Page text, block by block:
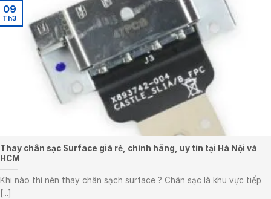
Thay chân sạc Surface giá rẻ, chính hãng, uy tín tại Hà Nội và
HCM
Khi nào thì nên thay chân sạch surface ? Chân sạc là khu vực tiếp
[...]
09
Th3